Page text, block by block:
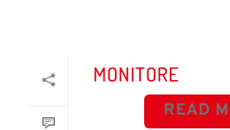
MONITORE
READ